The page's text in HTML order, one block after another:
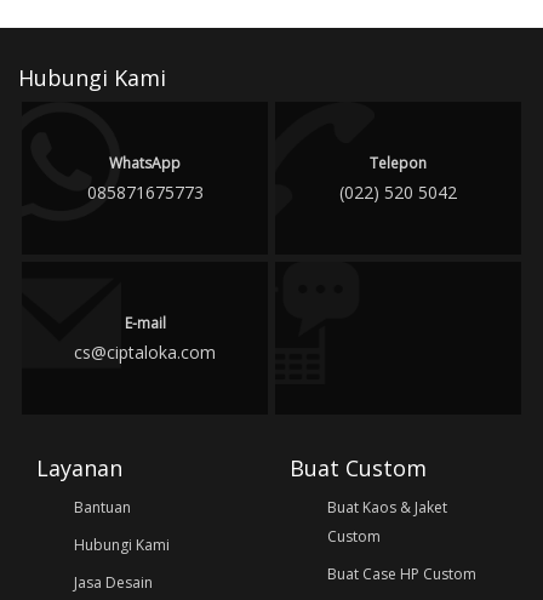
Hubungi Kami
WhatsApp
085871675773
Telepon
(022) 520 5042
E-mail
cs@ciptaloka.com
Layanan
Bantuan
Hubungi Kami
Jasa Desain
Buat Custom
Buat Kaos & Jaket
Custom
Buat Case HP Custom